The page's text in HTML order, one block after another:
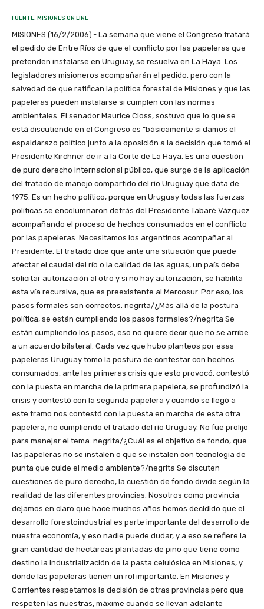
FUENTE: MISIONES ON LINE
MISIONES (16/2/2006).- La semana que viene el Congreso tratará
el pedido de Entre Ríos de que el conflicto por las papeleras que
pretenden instalarse en Uruguay, se resuelva en La Haya. Los
legisladores misioneros acompañarán el pedido, pero con la
salvedad de que ratifican la política forestal de Misiones y que las
papeleras pueden instalarse si cumplen con las normas
ambientales. El senador Maurice Closs, sostuvo que lo que se
está discutiendo en el Congreso es “básicamente si damos el
espaldarazo político junto a la oposición a la decisión que tomó el
Presidente Kirchner de ir a la Corte de La Haya. Es una cuestión
de puro derecho internacional público, que surge de la aplicación
del tratado de manejo compartido del río Uruguay que data de
1975. Es un hecho político, porque en Uruguay todas las fuerzas
políticas se encolumnaron detrás del Presidente Tabaré Vázquez
acompañando el proceso de hechos consumados en el conflicto
por las papeleras. Necesitamos los argentinos acompañar al
Presidente. El tratado dice que ante una situación que puede
afectar el caudal del río o la calidad de las aguas, un país debe
solicitar autorización al otro y si no hay autorización, se habilita
esta vía recursiva, que es preexistente al Mercosur. Por eso, los
pasos formales son correctos. negrita/¿Más allá de la postura
política, se están cumpliendo los pasos formales?/negrita Se
están cumpliendo los pasos, eso no quiere decir que no se arribe
a un acuerdo bilateral. Cada vez que hubo planteos por esas
papeleras Uruguay tomo la postura de contestar con hechos
consumados, ante las primeras crisis que esto provocó, contestó
con la puesta en marcha de la primera papelera, se profundizó la
crisis y contestó con la segunda papelera y cuando se llegó a
este tramo nos contestó con la puesta en marcha de esta otra
papelera, no cumpliendo el tratado del río Uruguay. No fue prolijo
para manejar el tema. negrita/¿Cuál es el objetivo de fondo, que
las papeleras no se instalen o que se instalen con tecnología de
punta que cuide el medio ambiente?/negrita Se discuten
cuestiones de puro derecho, la cuestión de fondo divide según la
realidad de las diferentes provincias. Nosotros como provincia
dejamos en claro que hace muchos años hemos decidido que el
desarrollo forestoindustrial es parte importante del desarrollo de
nuestra economía, y eso nadie puede dudar, y a eso se refiere la
gran cantidad de hectáreas plantadas de pino que tiene como
destino la industrialización de la pasta celulósica en Misiones, y
donde las papeleras tienen un rol importante. En Misiones y
Corrientes respetamos la decisión de otras provincias pero que
respeten las nuestras, máxime cuando se llevan adelante